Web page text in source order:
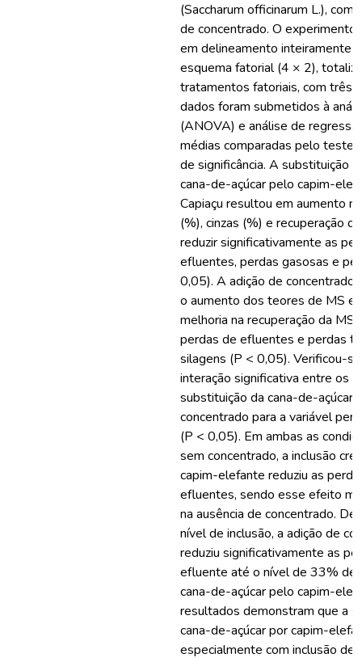
(Saccharum officinarum L.), com
de concentrado. O experimento
em delineamento inteiramente
esquema fatorial (4 × 2),
tratamentos fatoriais, com três
dados foram submetidos à
(ANOVA) e análise de
médias comparadas pelo teste
de significância. A substituição
cana-de-açúcar pelo capim-
Capiaçu resultou em aumento
(%), cinzas (%) e recuperação
reduzir significativamente as
efluentes, perdas gasosas e
0,05). A adição de concentrado
o aumento dos teores de MS e
melhoria na recuperação da MS
perdas de efluentes e perdas
silagens (P < 0,05). Verificou-
interação significativa entre os
substituição da cana-de-açúcar
concentrado para a variável
(P < 0,05). Em ambas as
sem concentrado, a inclusão
capim-elefante reduziu as
efluentes, sendo esse efeito
na ausência de concentrado.
nível de inclusão, a adição de
reduziu significativamente as
efluente até o nível de 33% de
cana-de-açúcar pelo capim-
resultados demonstram que a
cana-de-açúcar por capim-
especialmente com inclusão de